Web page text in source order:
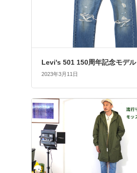
Levi's 501 150周年記念モデル
2023年3月11日